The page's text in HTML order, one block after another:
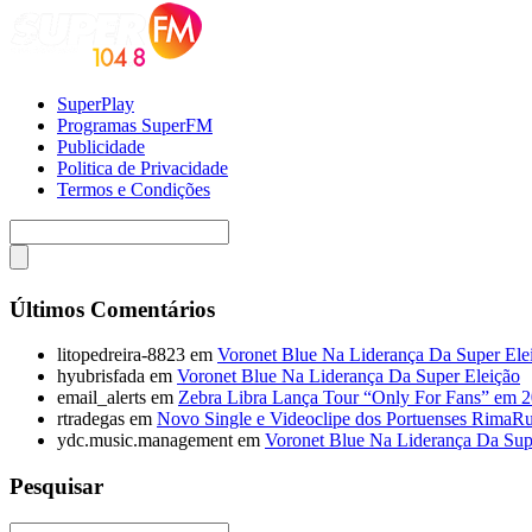
SuperPlay
Programas SuperFM
Publicidade
Politica de Privacidade
Termos e Condições
Últimos Comentários
litopedreira-8823 em Voronet Blue Na Liderança Da Super
hyubrisfada em Voronet Blue Na Liderança Da Super Eleição
email_alerts em Zebra Libra Lança Tour “Only For Fans” em
rtradegas em Novo Single e Videoclipe dos Portuenses
ydc.music.management em Voronet Blue Na Liderança Da
Pesquisar